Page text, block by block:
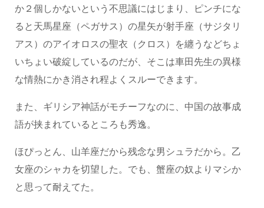
か２個しかないという不思議にはじまり、ピンチにな
ると天馬星座（ペガサス）の星矢が射手座（サジタリ
アス）のアイオロスの聖衣（クロス）を纏うなどちょ
いちょい破綻しているのだが、そこは車田先生の異様
な情熱にかき消され程よくスルーできます。
また、ギリシア神話がモチーフなのに、中国の故事成
語が挟まれているところも秀逸。
ほぴっとん、山羊座だから残念な男シュラだから。乙
女座のシャカを切望した。でも、蟹座の奴よりマシか
と思って耐えてた。